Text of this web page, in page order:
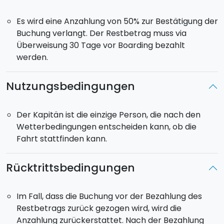
hinuntersteigen könnt, um Blue Window und Blue Hole
zu bewundern, bezaubernde Naturbäder unter freiem
Himmel, wo ihr Schnorcheln gehen könnt. Am Abend
könnt ihr das kleine Fischerdorf besuchen und dort
frisch gefangenen Fisch zu Abend essen. Möglichkeit
in der Bucht zu übernachten.
Malta verlassen und erreicht Marzamemi pünktlich,
um vor dem Mittagessen noch einen Sprung ins Meer
zu machen. Am Nachmittag und Abend könnt ihr das
Jahrhundert. Sie gehört zu den wichtigsten on
unzähligen Restaurants.
Donnerstag: Ihr segelt in ein Naturgeboet von
Vendicari und Calamosche, um dann in Richtung
Es wird eine Anzahlung von 50% zur Bestätigung der
Buchung verlangt. Der Restbetrag muss via
Überweisung 30 Tage vor Boarding bezahlt
werden.
Nutzungsbedingungen
Der Kapitän ist die einzige Person, die nach den
Wetterbedingungen entscheiden kann, ob die
Fahrt stattfinden kann.
Rücktrittsbedingungen
Im Fall, dass die Buchung vor der Bezahlung des
Restbetrags zurück gezogen wird, wird die
Anzahlung zurückerstattet. Nach der Bezahlung